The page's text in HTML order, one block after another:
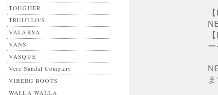
TOUGHER
TRUJILLO'S
VALARSA
VANS
VASQUE
Vere Sandal Company
VIBERG BOOTS
WALLA WALLA